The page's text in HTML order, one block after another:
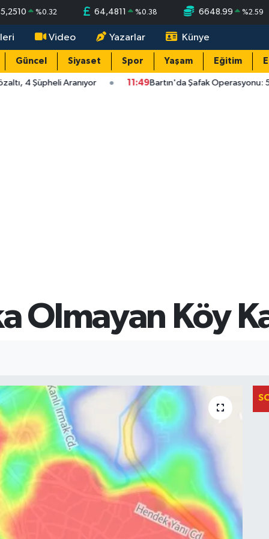
%0.32 64,4811 %0.38 6648.99 %2.59
Video Yazarlar Künye
Güncel Siyaset Spor Yaşam Eğitim
4 Şüpheli Aranıyor 11:49Bartın'da Şafak Operasyonu: 5
Olmayan Köy